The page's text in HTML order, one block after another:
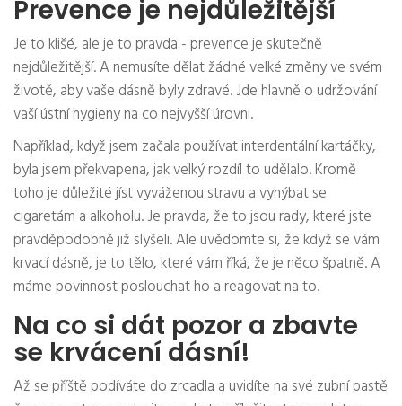
Prevence je nejdůležitější
Je to klišé, ale je to pravda - prevence je skutečně
nejdůležitější. A nemusíte dělat žádné velké změny ve svém
životě, aby vaše dásně byly zdravé. Jde hlavně o udržování
vaší ústní hygieny na co nejvyšší úrovni.
Například, když jsem začala používat interdentální kartáčky,
byla jsem překvapena, jak velký rozdíl to udělalo. Kromě
toho je důležité jíst vyváženou stravu a vyhýbat se
cigaretám a alkoholu. Je pravda, že to jsou rady, které jste
pravděpodobně již slyšeli. Ale uvědomte si, že když se vám
krvací dásně, je to tělo, které vám říká, že je něco špatně. A
máme povinnost poslouchat ho a reagovat na to.
Na co si dát pozor a zbavte
se krvácení dásní!
Až se příště podíváte do zrcadla a uvidíte na své zubní pastě